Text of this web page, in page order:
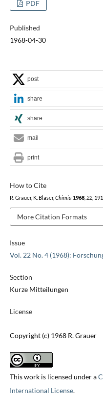
PDF
Published
1968-04-30
Issue
Vol. 22 No. 4 (1968):
Section
Kurze Mitteilungen
License
Copyright (c) 1968 R. Grauer
This work is licensed under a
International License.
How to Cite
R. Grauer, K. Blaser, Chimia 1968, 22,
More Citation Formats
post
share
share
mail
print